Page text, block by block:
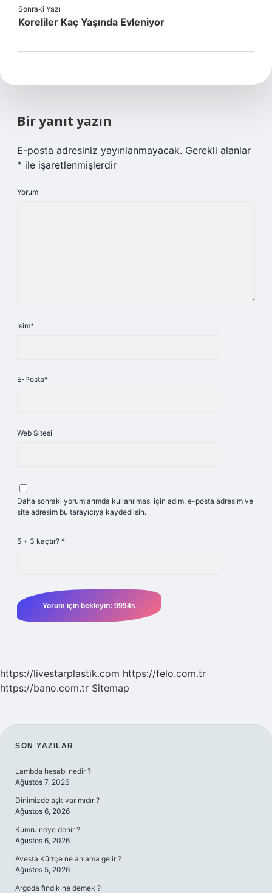
Sonraki Yazı
Koreliler Kaç Yaşında Evleniyor
Bir yanıt yazın
E-posta adresiniz yayınlanmayacak. Gerekli alanlar
* ile işaretlenmişlerdir
Yorum
İsim*
E-Posta*
Web Sitesi
Daha sonraki yorumlarımda kullanılması için adım, e-posta adresim ve
site adresim bu tarayıcıya kaydedilsin.
5 + 3 kaçtır? *
https://livestarplastik.com https://felo.com.tr
https://bano.com.tr Sitemap
SIDEBAR
SON YAZILAR
Lambda hesabı nedir ?
Ağustos 7, 2026
Dinimizde aşk var mıdır ?
Ağustos 6, 2026
Kumru neye denir ?
Ağustos 6, 2026
Avesta Kürtçe ne anlama gelir ?
Ağustos 5, 2026
Argoda fındık ne demek ?